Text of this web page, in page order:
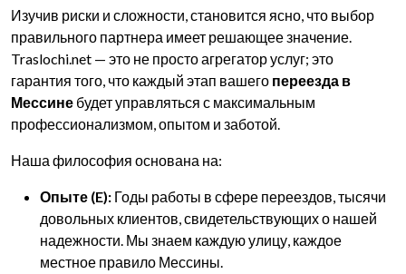
Изучив риски и сложности, становится ясно, что выбор
правильного партнера имеет решающее значение.
Traslochi.net — это не просто агрегатор услуг; это
гарантия того, что каждый этап вашего переезда в
Мессине будет управляться с максимальным
профессионализмом, опытом и заботой.
Наша философия основана на:
Опыте (E): Годы работы в сфере переездов, тысячи
довольных клиентов, свидетельствующих о нашей
надежности. Мы знаем каждую улицу, каждое
местное правило Мессины.